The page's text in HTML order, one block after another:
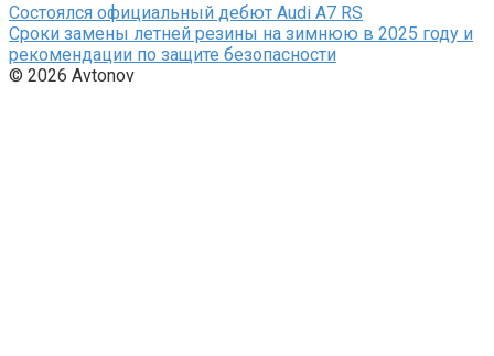
Состоялся официальный дебют Audi A7 RS
Сроки замены летней резины на зимнюю в 2025 году и
рекомендации по защите безопасности
© 2026 Avtonov